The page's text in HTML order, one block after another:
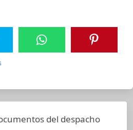
del despacho